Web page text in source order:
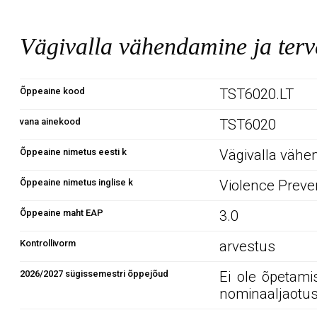
Vägivalla vähendamine ja
Õppeaine kood TST6020.LT
vana ainekood TST6020
Õppeaine nimetus eesti k Vägivalla
Õppeaine nimetus inglise k Violence
Õppeaine maht EAP 3.0
Kontrollivorm arvestus
2026/2027 sügissemestri õppejõud
Ei ole